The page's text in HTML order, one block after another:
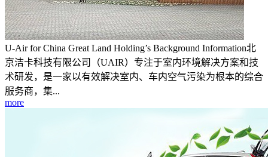
U-Air for China Great Land Holding’s Background Information北
京洁卡科技有限公司（UAIR）专注于室内环境解决方案和技
术研发，是一家以有效解决室内、车内空气污染为根本的综合
服务商，集...
more